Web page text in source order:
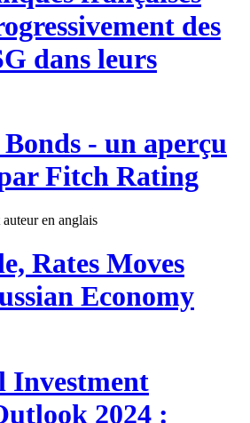
des
dans leurs
- un aperçu
Fitch Rating
en anglais
Rates Moves
Economy
Investment
2024 :